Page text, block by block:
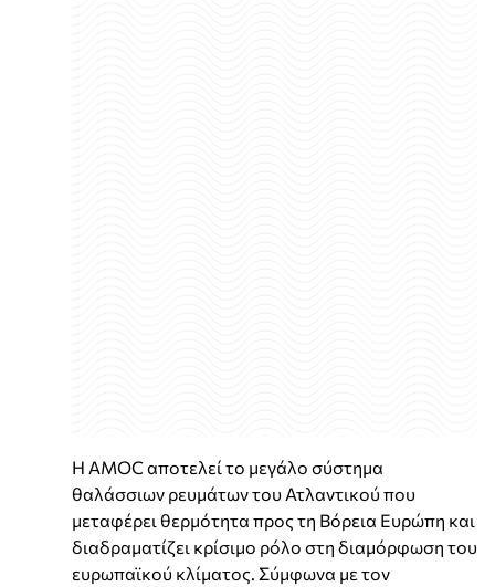
Η AMOC αποτελεί το μεγάλο σύστημα
θαλάσσιων ρευμάτων του Ατλαντικού που
μεταφέρει θερμότητα προς τη Βόρεια Ευρώπη και
διαδραματίζει κρίσιμο ρόλο στη διαμόρφωση του
ευρωπαϊκού κλίματος. Σύμφωνα με τον